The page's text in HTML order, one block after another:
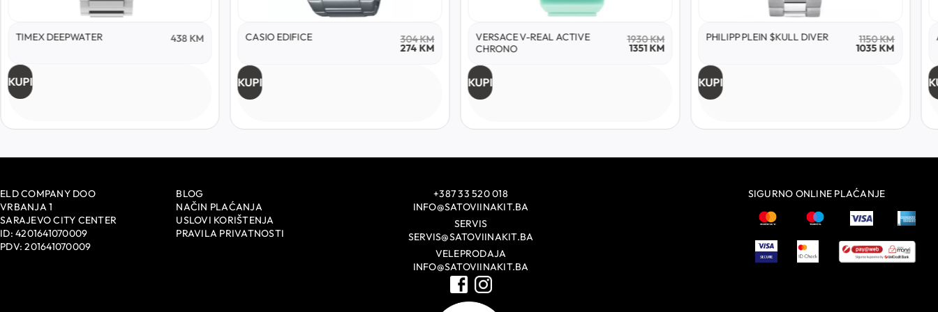
TIMEX DEEPWATER 438 KM
KUPI
CASIO EDIFICE 304KM
274 KM
KUPI
VERSACE V-REAL ACTIVE
CHRONO
1930KM
1351KM
KUPI
PHILIPP PLEIN $KULL DIVER 1150KM
1035KM
KUPI
ELD COMPANY DOO
VRBANJA 1
SARAJEVO CITY CENTER
ID: 4201641070009
PDV: 201641070009
BLOG
NAČIN PLAĆANJA
USLOVI KORIŠTENJA
PRAVILA PRIVATNOSTI
+387 33 520 018
INFO@SATOVIINAKIT.BA
SERVIS
SERVIS@SATOVIINAKIT.BA
VELEPRODAJA
INFO@SATOVIINAKIT.BA
SIGURNO ONLINE PLAĆANJE